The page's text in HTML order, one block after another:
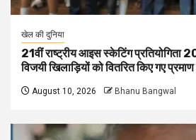
खेल की दुनिया
21वीं राष्ट्रीय आइस स्केटिंग प्रतियोगिता
विजयी खिलाड़ियों को वितरित किए गए
August 10, 2026 Bhanu Bangwal